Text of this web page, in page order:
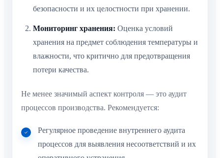
безопасности и их целостности при хранении.
Мониторинг хранения: Оценка условий
хранения на предмет соблюдения температуры и
влажности, что критично для предотвращения
потери качества.
Не менее значимый аспект контроля — это аудит
процессов производства. Рекомендуется:
Регулярное проведение внутреннего аудита
процессов для выявления несоответствий и их